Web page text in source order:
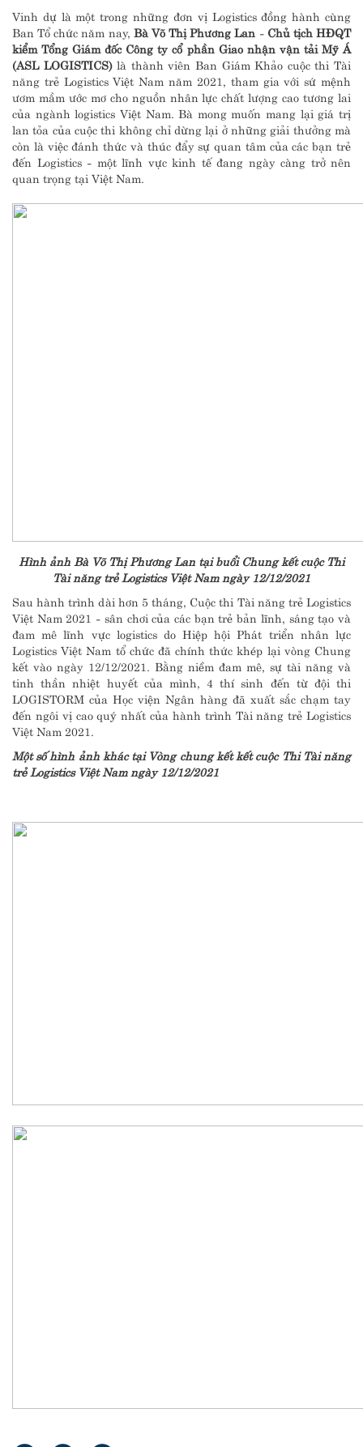
Vinh dự là một trong những đơn vị Logistics đồng hành cùng
Ban Tổ chức năm nay, Bà Võ Thị Phương Lan - Chủ tịch HĐQT
kiểm Tổng Giám đốc Công ty cổ phần Giao nhận vận tải Mỹ Á
(ASL LOGISTICS)là thành viên Ban Giám Khảo cuộc thi Tài
năng trẻ Logistics Việt Nam năm 2021, tham gia với sứ mệnh
ươm mầm ước mơ cho nguồn nhân lực chất lượng cao tương lai
của ngành logistics Việt Nam. Bà mong muốn mang lại giá trị
lan tỏa của cuộc thi không chỉ dừng lại ở những giải thưởng mà
còn là việc đánh thức và thúc đẩy sự quan tâm của các bạn trẻ
đến Logistics - một lĩnh vực kinh tế đang ngày càng trở nên
quan trọng tại Việt Nam.
Hình ảnh Bà Võ Thị Phương Lan tại buổi Chung kết cuộc Thi
Tài năng trẻ Logistics Việt Nam ngày 12/12/2021
Sau hành trình dài hơn 5 tháng, Cuộc thi Tài năng trẻ Logistics
Việt Nam 2021 - sân chơi của các bạn trẻ bản lĩnh, sáng tạo và
đam mê lĩnh vực logistics do Hiệp hội Phát triển nhân lực
Logistics Việt Nam tổ chức đã chính thức khép lại vòng Chung
kết vào ngày 12/12/2021. Bằng niềm đam mê, sự tài năng và
tinh thần nhiệt huyết của mình, 4 thí sinh đến từ đội thi
LOGISTORM của Học viện Ngân hàng đã xuất sắc chạm tay
đến ngôi vị cao quý nhất của hành trình Tài năng trẻ Logistics
Việt Nam 2021.
Một số hình ảnh khác tại Vòng chung kết kết cuộc Thi Tài năng
trẻ Logistics Việt Nam ngày 12/12/2021